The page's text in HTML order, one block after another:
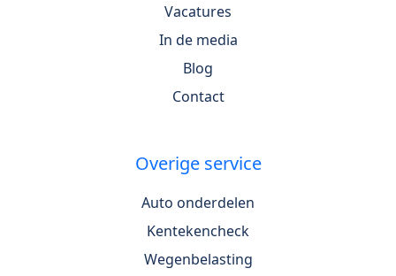
Vacatures
In de media
Blog
Contact
Overige service
Auto onderdelen
Kentekencheck
Wegenbelasting